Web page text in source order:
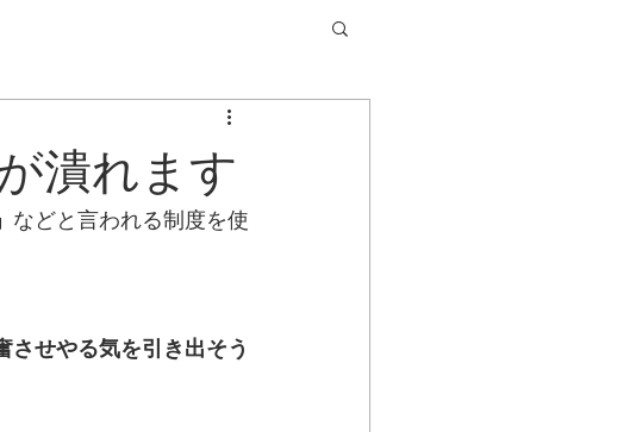
潰れます
などと言われる制度を使
させやる気を引き出そう